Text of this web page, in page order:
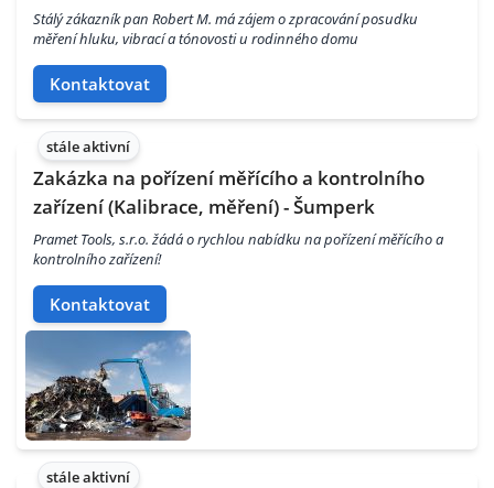
Stálý zákazník pan Robert M. má zájem o zpracování posudku
měření hluku, vibrací a tónovosti u rodinného domu
Kontaktovat
stále aktivní
Zakázka na pořízení měřícího a kontrolního
zařízení (Kalibrace, měření) - Šumperk
Pramet Tools, s.r.o. žádá o rychlou nabídku na pořízení měřícího a
kontrolního zařízení!
Kontaktovat
stále aktivní